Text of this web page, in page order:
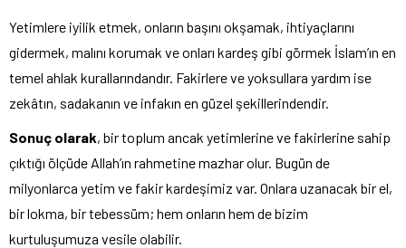
Yetimlere iyilik etmek, onların başını okşamak, ihtiyaçlarını
gidermek, malını korumak ve onları kardeş gibi görmek İslam’ın en
temel ahlak kurallarındandır. Fakirlere ve yoksullara yardım ise
zekâtın, sadakanın ve infakın en güzel şekillerindendir.
Sonuç olarak, bir toplum ancak yetimlerine ve fakirlerine sahip
çıktığı ölçüde Allah’ın rahmetine mazhar olur. Bugün de
milyonlarca yetim ve fakir kardeşimiz var. Onlara uzanacak bir el,
bir lokma, bir tebessüm; hem onların hem de bizim
kurtuluşumuza vesile olabilir.